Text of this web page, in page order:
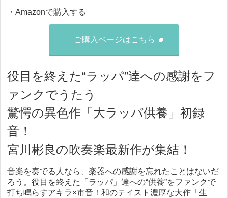
・Amazonで購入する
ご購入ページはこちら
役目を終えた“ラッパ”達への感謝をフ
ァンクでうたう
驚愕の異色作「大ラッパ供養」初録
音！
宮川彬良の吹奏楽最新作が集結！
音楽を奏でる人なら、楽器への感謝を忘れたことはないだ
ろう。役目を終えた「ラッパ」達への“供養”をファンクで
打ち鳴らすアキラ×市音！和のテイスト濃厚な大作「生